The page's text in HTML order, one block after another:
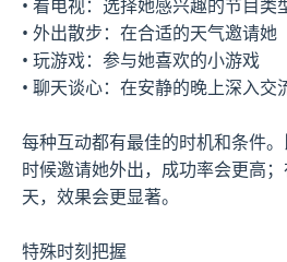
• 看电视：选择她感兴趣的节目类
• 外出散步：在合适的天气邀请她
• 玩游戏：参与她喜欢的小游戏
• 聊天谈心：在安静的晚上深入交
每种互动都有最佳的时机和条件
时候邀请她外出，成功率会更高
天，效果会更显著。
特殊时刻把握